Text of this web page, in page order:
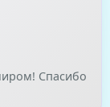
Спасибо